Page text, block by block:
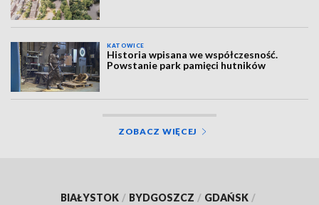
KATOWICE
Historia wpisana we współczesność.
Powstanie park pamięci hutników
ZOBACZ WIĘCEJ
BIAŁYSTOK / BYDGOSZCZ / GDAŃSK /